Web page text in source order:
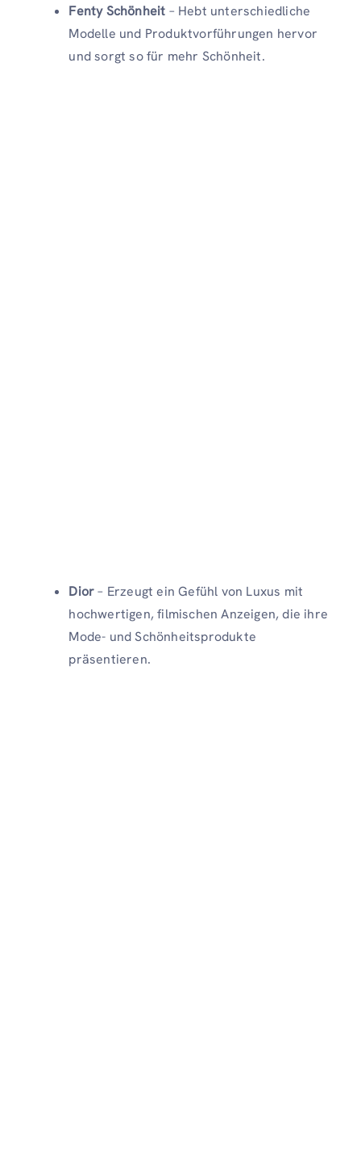
Fenty Schönheit – Hebt unterschiedliche
Modelle und Produktvorführungen hervor
und sorgt so für mehr Schönheit.
Dior– Erzeugt ein Gefühl von Luxus mit
hochwertigen, filmischen Anzeigen, die ihre
Mode- und Schönheitsprodukte
präsentieren.